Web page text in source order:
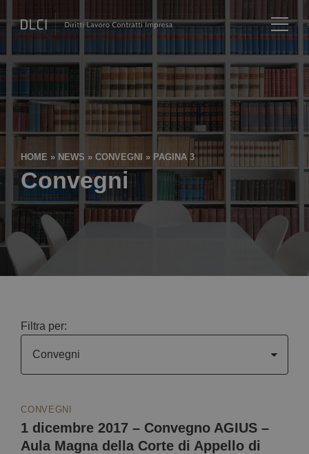
HOME » NEWS »CONVEGNI » PAGINA 3
Convegni
Filtra per:
CONVEGNI
1 dicembre 2017 – Convegno AGIUS –
Aula Magna della Corte di Appello di